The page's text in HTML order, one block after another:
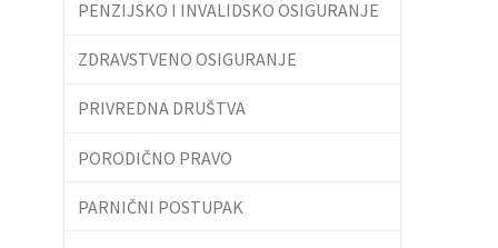
PENZIJSKO I INVALIDSKO OSIGURANJE
ZDRAVSTVENO OSIGURANJE
PRIVREDNA DRUŠTVA
PORODIČNO PRAVO
PARNIČNI POSTUPAK